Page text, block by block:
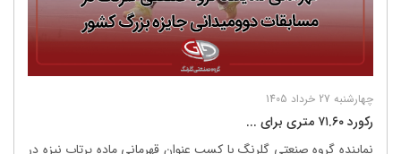
چهارشنبه 27 خرداد 1405
رکورد ۷۱.۶۰ متری برای ...
نماینده گروه صنعتی گلرنگ با کسب عنوان قهرمانی ماده پرتاب نیزه در